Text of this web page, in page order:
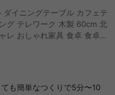
イニングテーブル カフェテ
グ テレワーク 木製 60cm 北
レ おしゃれ家具 食卓 食卓セ
も簡単なつくりで5分〜10